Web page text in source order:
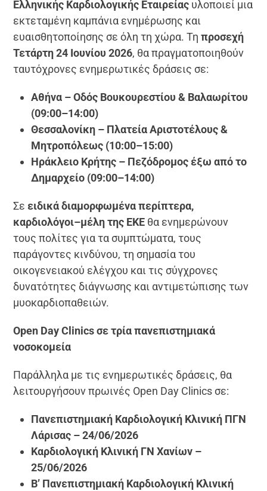
Ελληνικής Καρδιολογικής Εταιρείας υλοποιεί μια
εκτεταμένη καμπάνια ενημέρωσης και
ευαισθητοποίησης σε όλη τη χώρα. Τη προσεχή
Τετάρτη 24 Ιουνίου 2026, θα πραγματοποιηθούν
ταυτόχρονες ενημερωτικές δράσεις σε:
Αθήνα – Οδός Βουκουρεστίου & Βαλαωρίτου
(09:00–14:00)
Θεσσαλονίκη – Πλατεία Αριστοτέλους &
Μητροπόλεως (10:00–15:00)
Ηράκλειο Κρήτης – Πεζόδρομος έξω από το
Δημαρχείο (09:00–14:00)
Σε ειδικά διαμορφωμένα περίπτερα,
καρδιολόγοι–μέλη της ΕΚΕ θα ενημερώνουν
τους πολίτες για τα συμπτώματα, τους
παράγοντες κινδύνου, τη σημασία του
οικογενειακού ελέγχου και τις σύγχρονες
δυνατότητες διάγνωσης και αντιμετώπισης των
μυοκαρδιοπαθειών.
Open Day Clinics σε τρία πανεπιστημιακά
νοσοκομεία
Παράλληλα με τις ενημερωτικές δράσεις, θα
λειτουργήσουν πρωινές Open Day Clinics σε:
Πανεπιστημιακή Καρδιολογική Κλινική ΠΓΝ
Λάρισας – 24/06/2026
Καρδιολογική Κλινική ΓΝ Χανίων –
25/06/2026
Β’ Πανεπιστημιακή Καρδιολογική Κλινική